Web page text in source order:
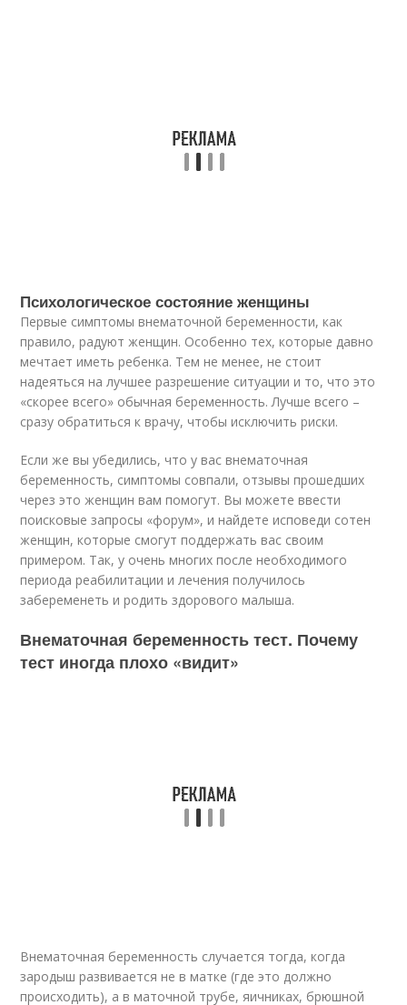
Психологическое состояние женщины
Первые симптомы внематочной беременности, как
правило, радуют женщин. Особенно тех, которые давно
мечтает иметь ребенка. Тем не менее, не стоит
надеяться на лучшее разрешение ситуации и то, что это
«скорее всего» обычная беременность. Лучше всего –
сразу обратиться к врачу, чтобы исключить риски.
Если же вы убедились, что у вас внематочная
беременность, симптомы совпали, отзывы прошедших
через это женщин вам помогут. Вы можете ввести
поисковые запросы «форум», и найдете исповеди сотен
женщин, которые смогут поддержать вас своим
примером. Так, у очень многих после необходимого
периода реабилитации и лечения получилось
забеременеть и родить здорового малыша.
Внематочная беременность тест. Почему
тест иногда плохо «видит»
Внематочная беременность случается тогда, когда
зародыш развивается не в матке (где это должно
происходить), а в маточной трубе, яичниках, брюшной